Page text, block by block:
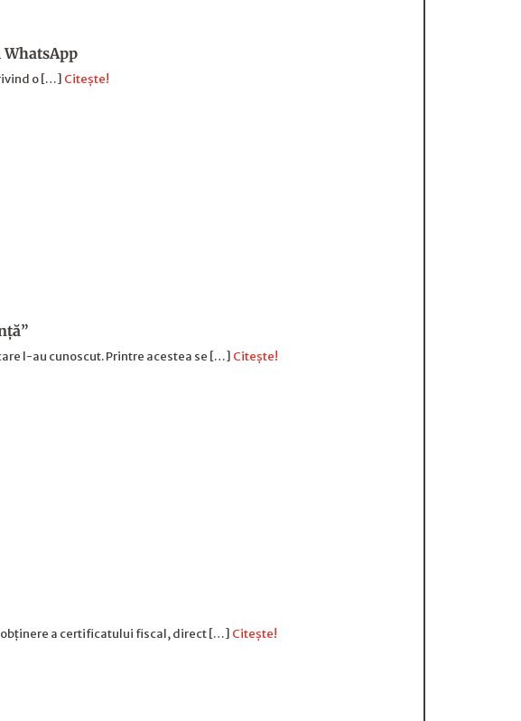
WhatsApp
o […] Citește!
l-au cunoscut. Printre acestea se […] Citește!
a certificatului fiscal, direct […] Citește!